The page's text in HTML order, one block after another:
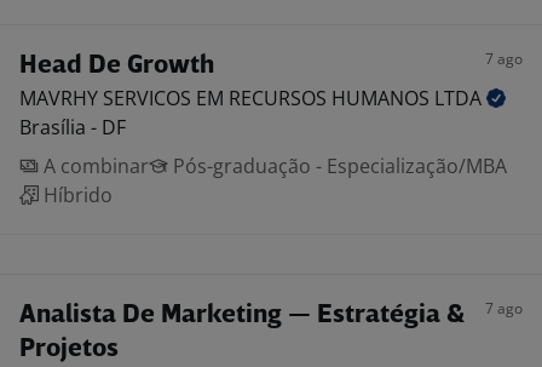
Head De Growth 7 ago
MAVRHY SERVICOS EM RECURSOS HUMANOS LTDA
Brasília - DF
A combinar
Pós-graduação - Especialização/MBA
Híbrido
Analista De Marketing — Estratégia &
Projetos
7 ago